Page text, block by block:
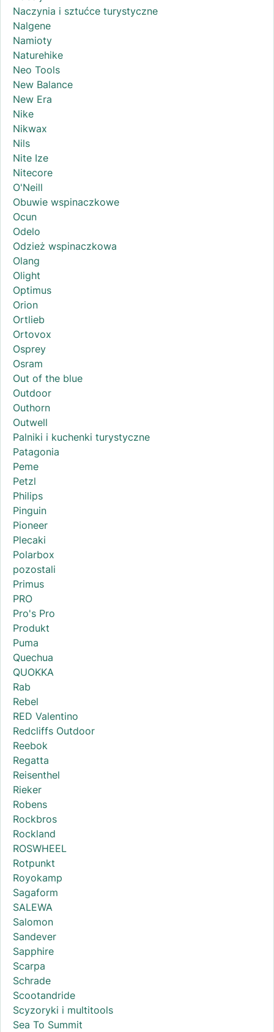
Naczynia i sztućce turystyczne
Nalgene
Namioty
Naturehike
Neo Tools
New Balance
New Era
Nike
Nikwax
Nils
Nite Ize
Nitecore
O'Neill
Obuwie wspinaczkowe
Ocun
Odelo
Odzież wspinaczkowa
Olang
Olight
Optimus
Orion
Ortlieb
Ortovox
Osprey
Osram
Out of the blue
Outdoor
Outhorn
Outwell
Palniki i kuchenki turystyczne
Patagonia
Peme
Petzl
Philips
Pinguin
Pioneer
Plecaki
Polarbox
pozostali
Primus
PRO
Pro's Pro
Produkt
Puma
Quechua
QUOKKA
Rab
Rebel
RED Valentino
Redcliffs Outdoor
Reebok
Regatta
Reisenthel
Rieker
Robens
Rockbros
Rockland
ROSWHEEL
Rotpunkt
Royokamp
Sagaform
SALEWA
Salomon
Sandever
Sapphire
Scarpa
Schrade
Scootandride
Scyzoryki i multitools
Sea To Summit